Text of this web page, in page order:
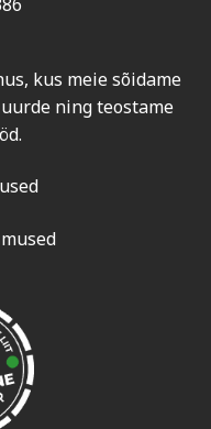
kus meie sõidame
ning teostame